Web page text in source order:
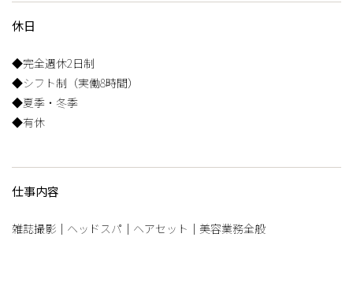
休日
◆完全週休2日制
◆シフト制（実働8時間）
◆夏季・冬季
◆有休
仕事内容
雑誌撮影｜ヘッドスパ｜ヘアセット｜美容業務全般